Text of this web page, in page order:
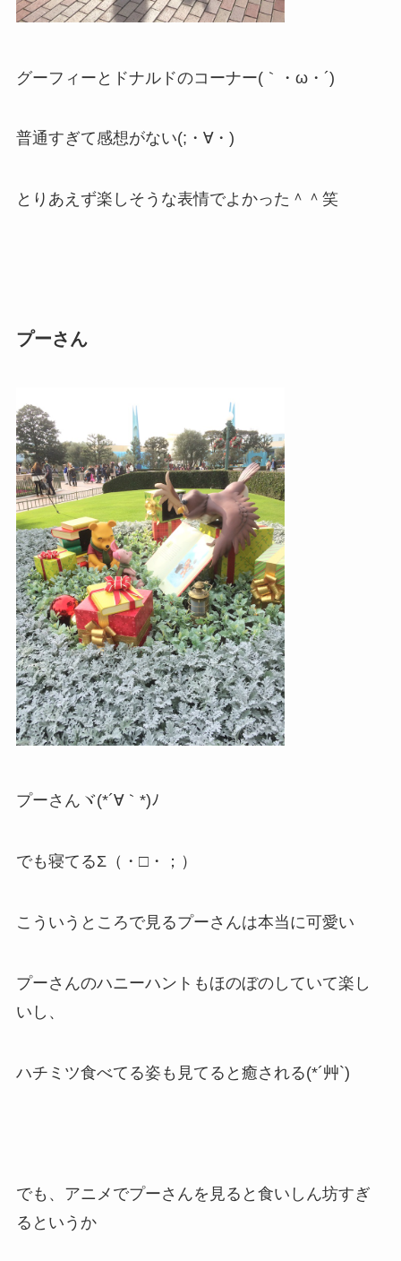
グーフィーとドナルドのコーナー(｀・ω・´)
普通すぎて感想がない(;・∀・)
とりあえず楽しそうな表情でよかった＾＾笑
プーさん
プーさんヾ(*´∀｀*)ﾉ
でも寝てるΣ（・□・；）
こういうところで見るプーさんは本当に可愛い
プーさんのハニーハントもほのぼのしていて楽し
いし、
ハチミツ食べてる姿も見てると癒される(*´艸`)
でも、アニメでプーさんを見ると食いしん坊すぎ
るというか